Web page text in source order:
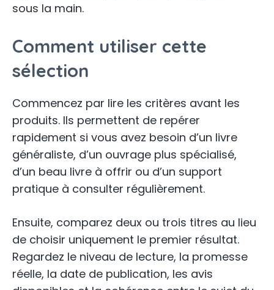
sous la main.
Comment utiliser cette
sélection
Commencez par lire les critères avant les
produits. Ils permettent de repérer
rapidement si vous avez besoin d’un livre
généraliste, d’un ouvrage plus spécialisé,
d’un beau livre à offrir ou d’un support
pratique à consulter régulièrement.
Ensuite, comparez deux ou trois titres au lieu
de choisir uniquement le premier résultat.
Regardez le niveau de lecture, la promesse
réelle, la date de publication, les avis